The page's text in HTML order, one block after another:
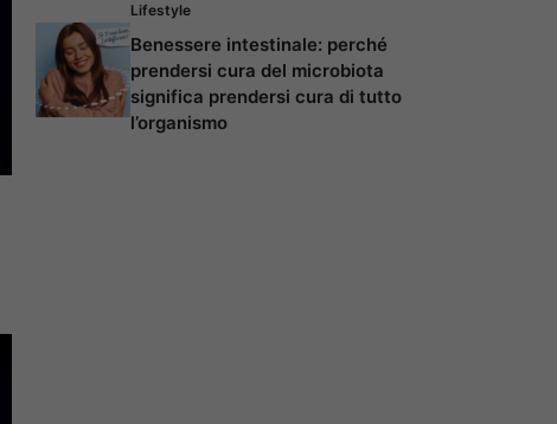
Lifestyle
Benessere intestinale: perché
prendersi cura del microbiota
significa prendersi cura di tutto
l’organismo